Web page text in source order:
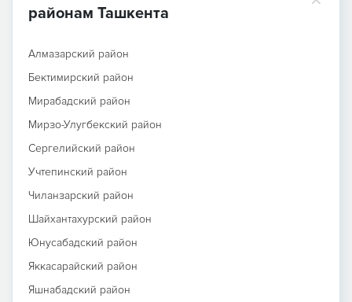
районам Ташкента
Алмазарский район
Бектимирский район
Мирабадский район
Мирзо-Улугбекский район
Сергелийский район
Учтепинский район
Чиланзарский район
Шайхантахурский район
Юнусабадский район
Яккасарайский район
Яшнабадский район